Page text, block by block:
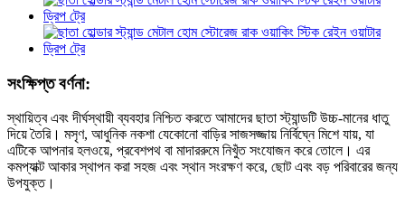
সংক্ষিপ্ত বর্ণনা:
স্থায়িত্ব এবং দীর্ঘস্থায়ী ব্যবহার নিশ্চিত করতে আমাদের ছাতা স্ট্যান্ডটি উচ্চ-মানের ধাতু
দিয়ে তৈরি। মসৃণ, আধুনিক নকশা যেকোনো বাড়ির সাজসজ্জায় নির্বিঘ্নে মিশে যায়, যা
এটিকে আপনার হলওয়ে, প্রবেশপথ বা মাদাররুমে নিখুঁত সংযোজন করে তোলে। এর
কমপ্যাক্ট আকার স্থাপন করা সহজ এবং স্থান সংরক্ষণ করে, ছোট এবং বড় পরিবারের জন্য
উপযুক্ত।